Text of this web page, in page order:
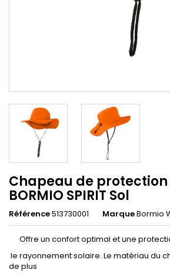
Chapeau de
BORMIO SPIRIT Sol
Référence513730001 MarqueBormio
Offre un confort optimal et une
le rayonnement solaire. Le matériau du
de plus